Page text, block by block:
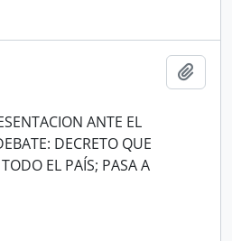
ANTE EL
DECRETO QUE
EL PAÍS; PASA A